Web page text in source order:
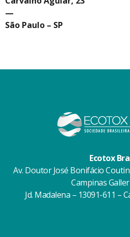
—
São Paulo – SP
Ecotox
Av. Doutor José Bonifácio
Campinas
Jd. Madalena – 13091-611 –